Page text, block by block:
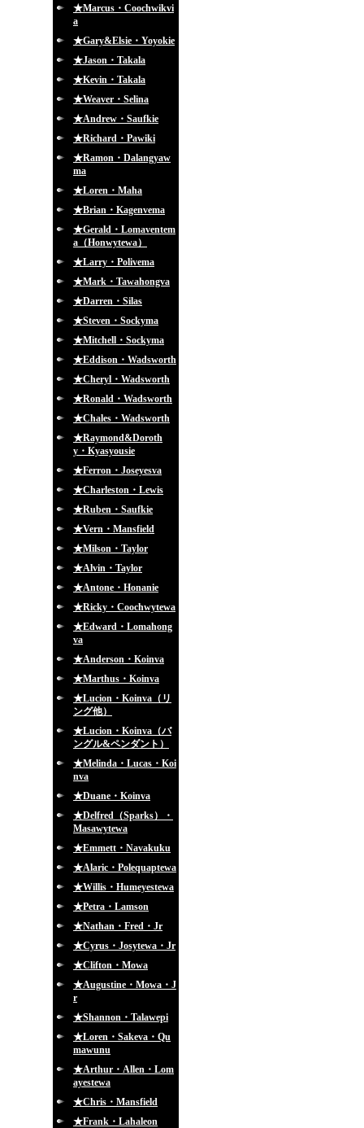
★Marcus・Coochwikvi
a
★Gary&Elsie・Yoyokie
★Jason・Takala
★Kevin・Takala
★Weaver・Selina
★Andrew・Saufkie
★Richard・Pawiki
★Ramon・Dalangyaw
ma
★Loren・Maha
★Brian・Kagenvema
★Gerald・Lomaventem
a（Honwytewa）
★Larry・Polivema
★Mark・Tawahongva
★Darren・Silas
★Steven・Sockyma
★Mitchell・Sockyma
★Eddison・Wadsworth
★Cheryl・Wadsworth
★Ronald・Wadsworth
★Chales・Wadsworth
★Raymond&Doroth
y・Kyasyousie
★Ferron・Joseyesva
★Charleston・Lewis
★Ruben・Saufkie
★Vern・Mansfield
★Milson・Taylor
★Alvin・Taylor
★Antone・Honanie
★Ricky・Coochwytewa
★Edward・Lomahong
va
★Anderson・Koinva
★Marthus・Koinva
★Lucion・Koinva（リ
ング他）
★Lucion・Koinva（バ
ングル&ペンダント）
★Melinda・Lucas・Koi
nva
★Duane・Koinva
★Delfred（Sparks）・
Masawytewa
★Emmett・Navakuku
★Alaric・Polequaptewa
★Willis・Humeyestewa
★Petra・Lamson
★Nathan・Fred・Jr
★Cyrus・Josytewa・Jr
★Clifton・Mowa
★Augustine・Mowa・J
r
★Shannon・Talawepi
★Loren・Sakeva・Qu
mawunu
★Arthur・Allen・Lom
ayestewa
★Chris・Mansfield
★Frank・Lahaleon